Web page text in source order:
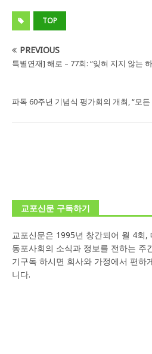
TOP
PREVIOUS
특별연재] 해로 – 77회: “잊혀 지지 않는
파독 60주년 기념식 평가회의 개최, “모
교포신문 구독하기
교포신문은 1995년 창간되어 월 4회,
동포사회의 소식과 정보를 전하는 주
기구독 하시면 회사와 가정에서 편하
니다.